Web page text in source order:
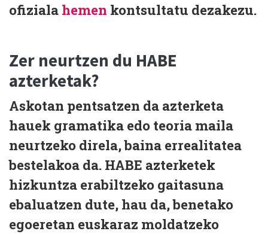
ofiziala hemen kontsultatu dezakezu.
Zer neurtzen du HABE
azterketak?
Askotan pentsatzen da azterketa
hauek gramatika edo teoria maila
neurtzeko direla, baina errealitatea
bestelakoa da. HABE azterketek
hizkuntza erabiltzeko gaitasuna
ebaluatzen dute, hau da,benetako
egoeretan euskaraz moldatzeko